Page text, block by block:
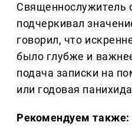
Священнослужитель
подчеркивал
говорил, что
было глубже и
подача записки на
или годовая
Рекомендуем также: